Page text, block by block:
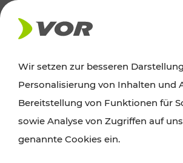
AKTUELLES
Ausflugstipps
Wien, Niederösterreich und das
Wir setzen zur besseren
Personalisierung von Inhalten und
Bereitstellung von Funktionen für
sowie Analyse von Zugriffen auf
genannte Cookies ein.